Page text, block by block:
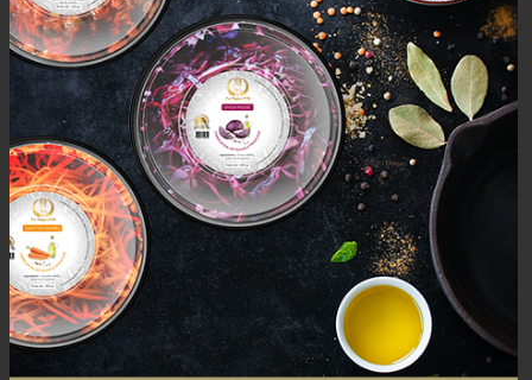
AVIS
Il n’y a pas encore d’avis.
Seuls les clients connectés ayant acheté ce produit ont la
possibilité de laisser un avis.
Mais aussi
PRODUCTS